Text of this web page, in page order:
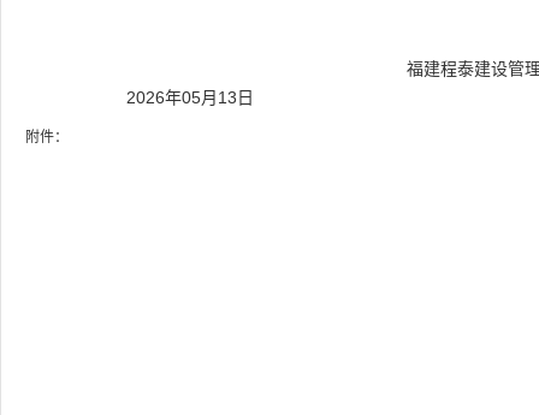
福建程泰建设管
2026年05月 13 日
附件：